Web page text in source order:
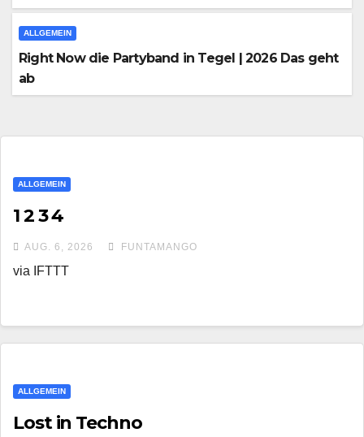
ALLGEMEIN
Right Now die Partyband in Tegel | 2026 Das geht
ab
ALLGEMEIN
1 2 3 4
AUG. 6, 2026 FUNTAMANGO
via IFTTT
ALLGEMEIN
Lost in Techno